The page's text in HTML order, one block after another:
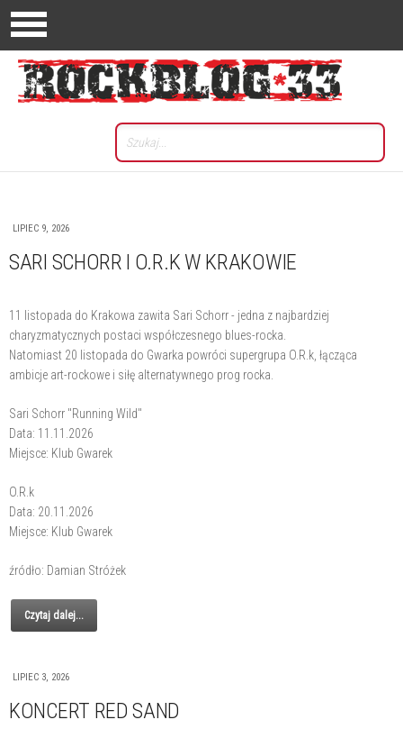
LIPIEC 9, 2026
SARI SCHORR I O.R.K W KRAKOWIE
11 listopada do Krakowa zawita Sari Schorr - jedna z najbardziej
charyzmatycznych postaci współczesnego blues-rocka.
Natomiast 20 listopada do Gwarka powróci supergrupa O.R.k, łącząca
ambicje art-rockowe i siłę alternatywnego prog rocka.
Sari Schorr "Running Wild"
Data: 11.11.2026
Miejsce: Klub Gwarek
O.R.k
Data: 20.11.2026
Miejsce: Klub Gwarek
źródło: Damian Stróżek
Czytaj dalej...
LIPIEC 3, 2026
KONCERT RED SAND